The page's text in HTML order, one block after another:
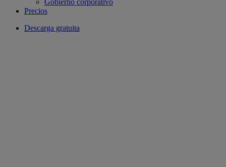
Precios
Descarga gratuita